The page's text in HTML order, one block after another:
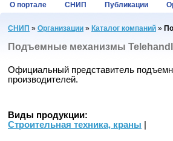
О портале СНИП Публикации
СНИП » Организации » Каталог компаний »
Подъемные механизмы
Официальный представитель
производителей.
Виды продукции:
Строительная техника, краны